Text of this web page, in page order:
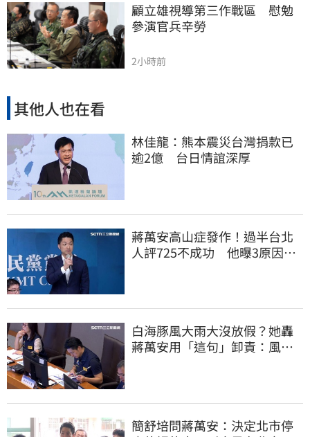
顧立雄視導第三作戰區　慰勉
參演官兵辛勞
2小時前
其他人也在看
林佳龍：熊本震災台灣捐款已
逾2億 台日情誼深厚
蔣萬安高山症發作！過半台北
人評725不成功 他曝3原因：
白海豚風大雨大沒放假？她轟
蔣萬安用「這句」卸責：風雨
簡舒培問蔣萬安：決定北市停